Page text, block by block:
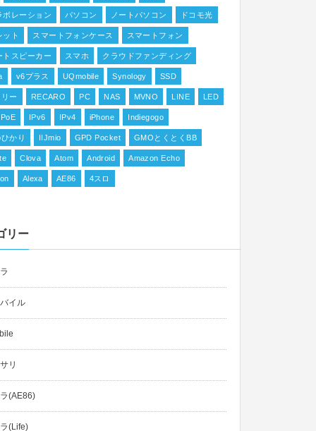
ボレーション パソコン ノートパソコン ドコモ光
ット スマートフォンケース スマートフォン
トスピーカー スマホ クラウドファンディング
v6プラス UQmobile Synology SSD
ー RECARO PC NAS MVNO LINE LED
IPv6 IPv4 iPhone Indiegogo
かり IIJmio GPD Pocket GMOとくとくBB
Clova Atom Android Amazon Echo
Alexa AE86 4スロ
リー
イル
リ
(AE86)
(Life)